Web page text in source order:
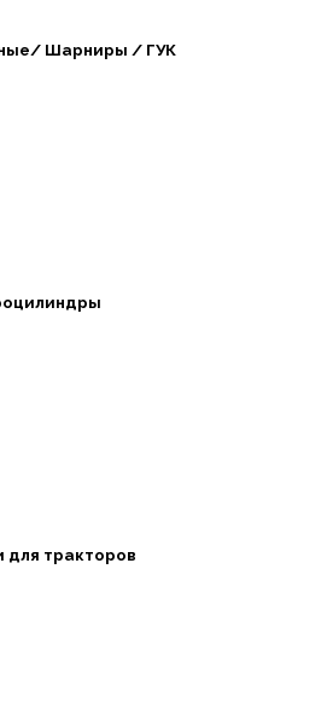
Шарниры / ГУК
для тракторов